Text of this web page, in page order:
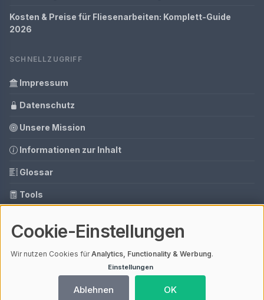
Kosten & Preise für Fliesenarbeiten: Komplett-Guide
2026
SCHNELLZUGRIFF
Impressum
Datenschutz
Unsere Mission
Informationen zur Inhalt
Glossar
Tools
Media Daten
ⓘ Affiliate-Linkgekennzeichnete Links unterstützen unsere
Cookie-Einstellungen
Wir nutzen Cookies fürAnalytics, Functionality & Werbung.
Einstellungen
Ablehnen OK